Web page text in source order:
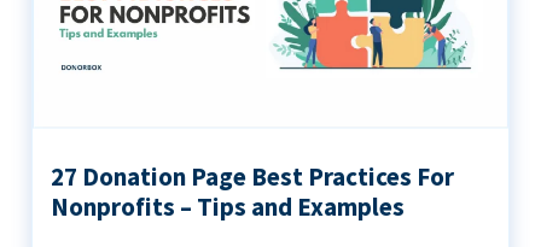
27 Donation Page Best Practices For
Nonprofits – Tips and Examples